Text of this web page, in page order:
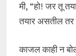
मी, “हो! जर तू
तयार असतील तर
काजल काही न